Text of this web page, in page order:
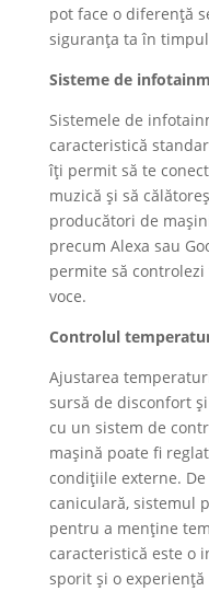
pot face o diferență
siguranța ta în
Sisteme de
Sistemele de
caracteristică
îți permit să te
muzică și să
producători de
precum Alexa sau
permite să
voce.
Controlul
Ajustarea
sursă de disconfort
cu un sistem de
mașină poate fi
condițiile externe.
caniculară, sistemul
pentru a menține
caracteristică este o
sporit și o